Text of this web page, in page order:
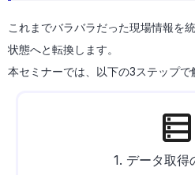
これまでバラバラだった現場情報を
状態へと転換します。
本セミナーでは、以下の3ステップで
1. データ取得